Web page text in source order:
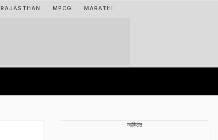
RAJASTHAN MPCG MARATHI
जाहिरात